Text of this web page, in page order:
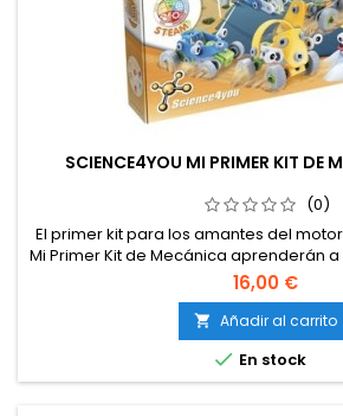
SCIENCE4YOU MI PRIMER KIT DE
(0)
El primer kit para los amantes del
Mi Primer Kit de Mecánica aprenderán
diferentes para luego, poder jugar
empezar! Contiene 160 piezas con las
partir de 4 años. Características: – 6
piezas – STEAM – Idiomas: EN/PT/ES/
16,00 €
 Añadir al carrito
 En stock